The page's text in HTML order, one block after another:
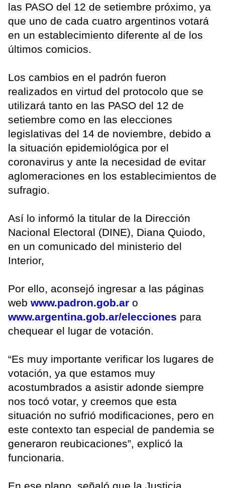
las PASO del 12 de setiembre próximo, ya
que uno de cada cuatro argentinos votará
en un establecimiento diferente al de los
últimos comicios.
Los cambios en el padrón fueron
realizados en virtud del protocolo que se
utilizará tanto en las PASO del 12 de
setiembre como en las elecciones
legislativas del 14 de noviembre, debido a
la situación epidemiológica por el
coronavirus y ante la necesidad de evitar
aglomeraciones en los establecimientos de
sufragio.
Así lo informó la titular de la Dirección
Nacional Electoral (DINE), Diana Quiodo,
en un comunicado del ministerio del
Interior,
Por ello, aconsejó ingresar a las páginas
web www.padron.gob.ar o
www.argentina.gob.ar/elecciones para
chequear el lugar de votación.
“Es muy importante verificar los lugares de
votación, ya que estamos muy
acostumbrados a asistir adonde siempre
nos tocó votar, y creemos que esta
situación no sufrió modificaciones, pero en
este contexto tan especial de pandemia se
generaron reubicaciones”, explicó la
funcionaria.
En ese plano, señaló que la Justicia